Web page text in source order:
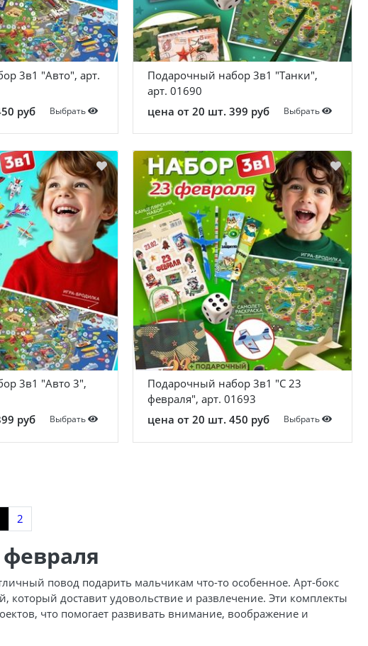
3в1 "Авто", арт.
руб
Выбрать
Подарочный набор 3в1 "Танки",
арт. 01690
цена от 20 шт. 399 руб
Выбрать
3в1 "Авто 3",
руб
Выбрать
Подарочный набор 3в1 "С 23
февраля", арт. 01693
цена от 20 шт. 450 руб
Выбрать
2
повод подарить мальчикам что-то особенное. Арт-бокс
который доставит удовольствие и развлечение. Эти комплекты
что помогает развивать внимание, воображение и